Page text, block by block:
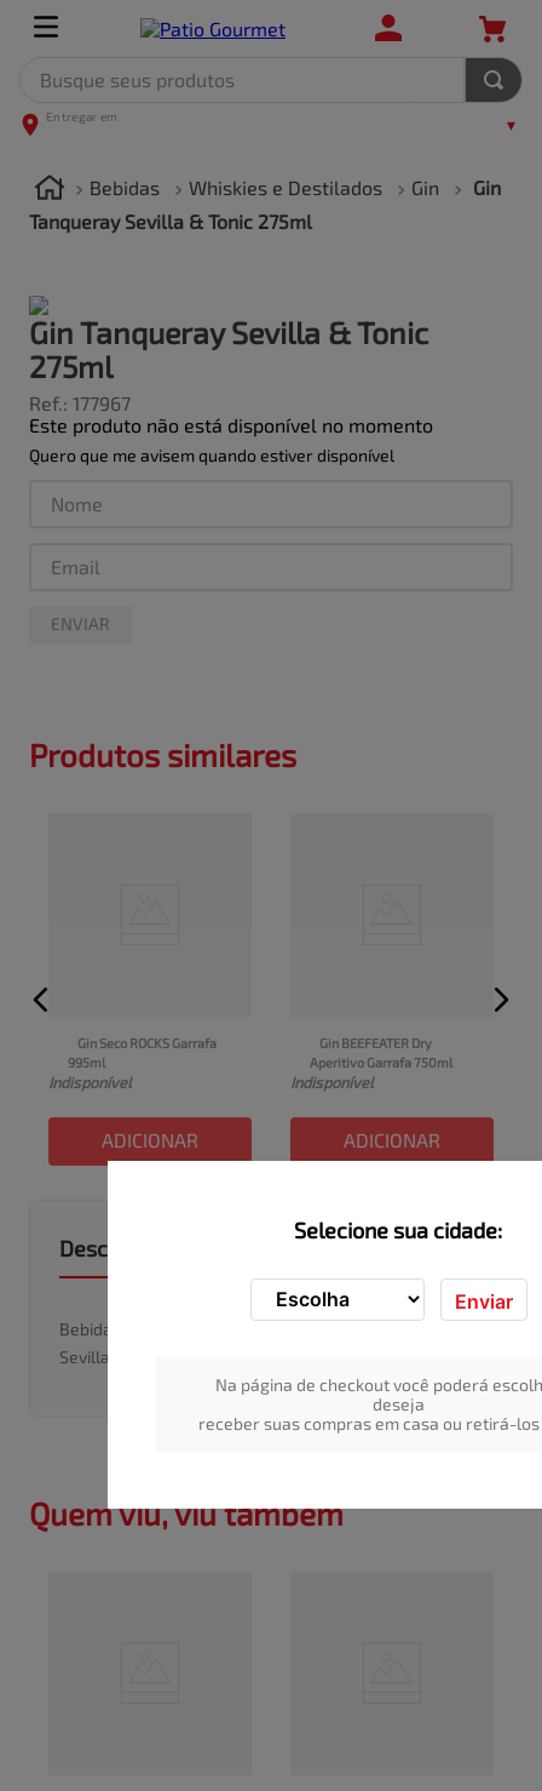
Selecione sua cidade:
Enviar
Na página de checkout você poderá
deseja
receber suas compras em casa ou retirá-
Bebidas Whiskies e Destilados Gin
Gin
Tanqueray Sevilla & Tonic 275ml
Gin Tanqueray Sevilla & Tonic
275ml
Ref. : 177967
Este produto não está disponível no momento
Quero que me avisem quando estiver disponível
ENVIAR
Produtos similares
Gin Seco ROCKS Garrafa
995ml
Indisponível
ADICIONAR
Gin BEEFEATER Dry
Aperitivo Garrafa 750ml
Indisponível
ADICIONAR
Descrição do produto
Bebida Alcoólica Mista Gaseificada Gin Tônica Flor de
Sevilla Tanqueray Garrafa 275ml
Quem viu, viu também
TERMOS MAIS BUSCADOS
2º
5º carne